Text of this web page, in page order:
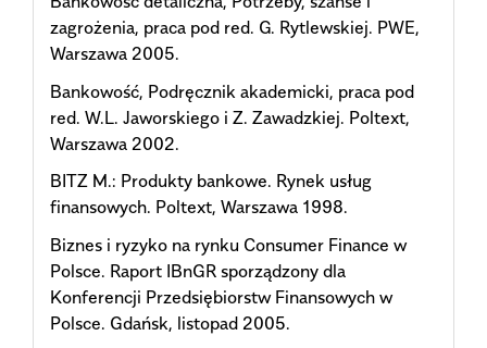
zagrożenia, praca pod red. G. Rytlewskiej. PWE,
Warszawa 2005.
Bankowość, Podręcznik akademicki, praca pod
red. W.L. Jaworskiego i Z. Zawadzkiej. Poltext,
Warszawa 2002.
BITZ M.: Produkty bankowe. Rynek usług
finansowych. Poltext, Warszawa 1998.
Biznes i ryzyko na rynku Consumer Finance w
Polsce. Raport IBnGR sporządzony dla
Konferencji Przedsiębiorstw Finansowych w
Polsce. Gdańsk, listopad 2005.